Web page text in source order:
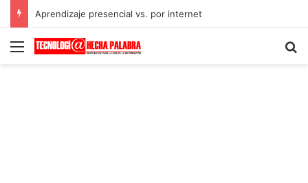
Aprendizaje presencial vs. por internet
Menú